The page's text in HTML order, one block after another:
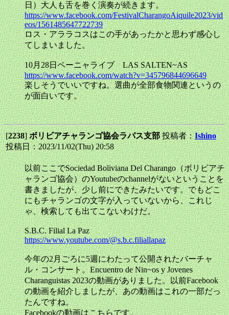
日）大人も舌を巻く演奏が続きます。
https://www.facebook.com/FestivalCharangoAiquile2023/vid
eos/1561485647722739
ロス・アララコスはこの手があったかと思わず感心し
てしまいました。
10月28日ペーニャライブ LAS SALTEN~AS
https://www.facebook.com/watch?v=345796844696649
楽しそうでいいですね。選曲が全部食物関連というの
が面白いです。
[2238]ボリビアチャランゴ協会ラパス支部投稿者：Ishino
投稿日：2023/11/02(Thu) 20:58
以前ここでSociedad Boliviana Del Charango（ボリビアチ
ャランゴ協会）のYoutubeのchannelがないということを
書きましたが、少し前にできたみたいです。でもどこ
にもチャランゴの文字が入っていないから、これじ
ゃ、検索しても出てこないわけだ。
S.B.C. Filial La Paz
https://www.youtube.com/@s.b.c.filiallapaz
今年の2月ごろに5週にわたって公開されたバーチャ
ル・コンサート。Encuentro de Nin~os y Jovenes
Charanguistas 2023の動画がありました。以前Facebook
の動画を紹介しましたが、あの動画はこれの一部だっ
たんですね。
Facebookの動画はこちらです。